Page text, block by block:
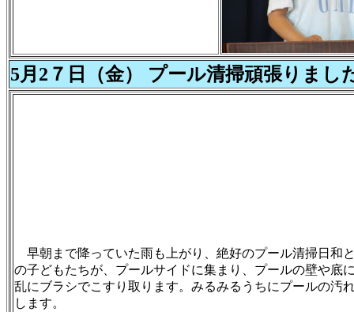
5月2７日（金） プール清掃頑張りま
早朝まで降っていた雨も上がり、絶好のプール清掃日和
の子どもたちが、プールサイドに集まり、プールの壁や底
乱にブラシでこすり取ります。みるみるうちにプールの汚
します。